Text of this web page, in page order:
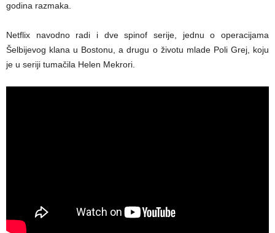
godina razmaka.
Netflix navodno radi i dve spinof serije, jednu o operacijama
Šelbijevog klana u Bostonu, a drugu o životu mlade Poli Grej, koju
je u seriji tumačila Helen Mekrori.